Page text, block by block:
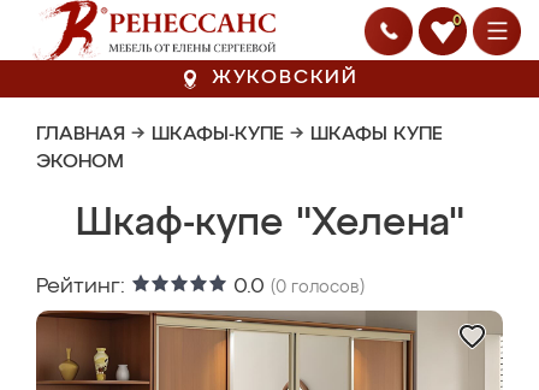
0
ЖУКОВСКИЙ
ГЛАВНАЯ → ШКАФЫ-КУПЕ → ШКАФЫ КУПЕ
ЭКОНОМ
Шкаф-купе "Хелена"
Рейтинг: 0.0 (0 голосов)